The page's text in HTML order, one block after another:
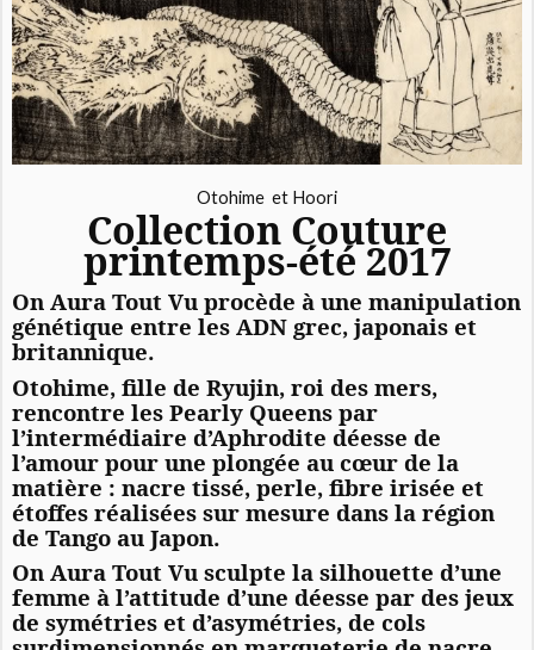
Otohime et Hoori
Collection Couture
printemps-été 2017
On Aura Tout Vu procède à une manipulation
génétique entre les ADN grec, japonais et
britannique.
Otohime, fille de Ryujin, roi des mers,
rencontre les Pearly Queens par
l’intermédiaire d’Aphrodite déesse de
l’amour pour une plongée au cœur de la
matière : nacre tissé, perle, fibre irisée et
étoffes réalisées sur mesure dans la région
de Tango au Japon.
On Aura Tout Vu sculpte la silhouette d’une
femme à l’attitude d’une déesse par des jeux
de symétries et d’asymétries, de cols